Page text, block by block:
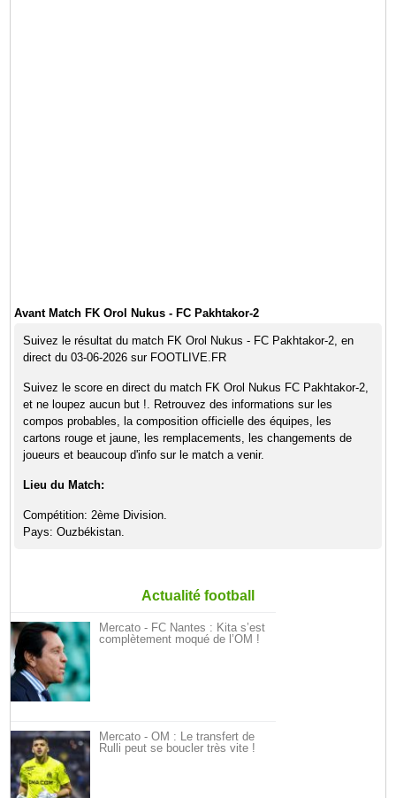
Avant Match FK Orol Nukus - FC Pakhtakor-2
Suivez le résultat du match FK Orol Nukus - FC Pakhtakor-2, en
direct du 03-06-2026 sur FOOTLIVE.FR
Suivez le score en direct du match FK Orol Nukus FC Pakhtakor-2,
et ne loupez aucun but !. Retrouvez des informations sur les
compos probables, la composition officielle des équipes, les
cartons rouge et jaune, les remplacements, les changements de
joueurs et beaucoup d'info sur le match a venir.
Lieu du Match:
Compétition: 2ème Division.
Pays: Ouzbékistan.
Actualité football
Mercato - FC Nantes : Kita s’est
complètement moqué de l’OM !
Mercato - OM : Le transfert de
Rulli peut se boucler très vite !